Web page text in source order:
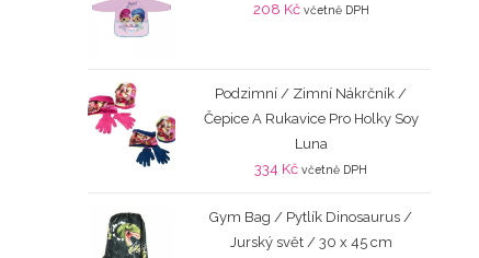
208 Kč včetně DPH
Podzimní / Zimní Nákrčník /
Čepice A Rukavice Pro Holky Soy
Luna
334 Kč včetně DPH
Gym Bag / Pytlík Dinosaurus /
Jurský svět / 30 x 45 cm